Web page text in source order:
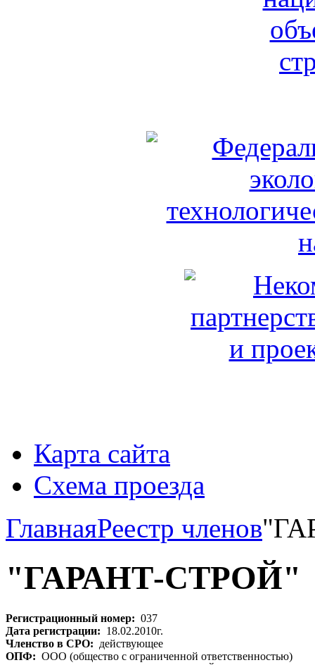
Карта сайта
Схема проезда
ГлавнаяРеестр членов
"ГАРАНТ-СТРОЙ"
Регистрационный номер: 037
Дата регистрации: 18.02.2010г.
Членство в СРО: действующее
ОПФ: ООО (общество с ограниченной ответственностью)